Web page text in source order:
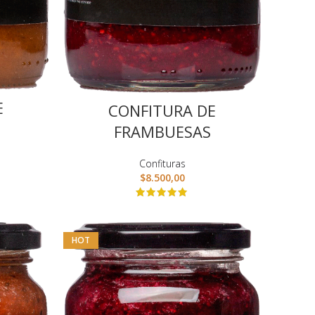
CONFITURA DE
FRAMBUESAS
Confituras
$8.500,00
HOT